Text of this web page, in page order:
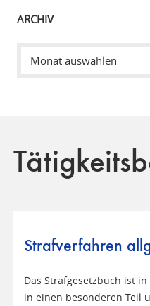
ARCHIV
Strafverfahren
Das Strafgesetzbuch ist
in einen besonderen Teil